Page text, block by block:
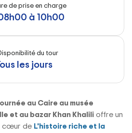
de prise en charge
à 10h00
du tour
les jours
au Caire au musée
et au bazar Khan Khalilioffre un
cœur de L'histoire riche et la